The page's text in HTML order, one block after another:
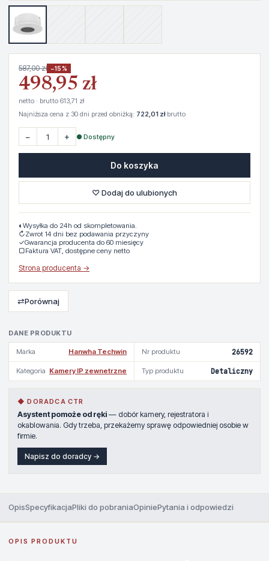
DANE PRODUKTU
Marka Hanwha Techwin Nr produktu 26592
Kategoria Kamery IP zewnetrzne Typ produktu Detaliczny
◆ DORADCA CTR
Asystent pomoże od ręki — dobór kamery, rejestratora i
okablowania. Gdy trzeba, przekażemy sprawę odpowiedniej osobie w
firmie.
Napisz do doradcy →
587,00 zł −15%
498,95 zł
netto · brutto 613,71 zł
Najniższa cena z 30 dni przed obniżką: 722,01 złbrutto
− + ● Dostępny
Do koszyka
♡ Dodaj do ulubionych
◐ Wysyłka do 24h od skompletowania.
↻Zwrot 14 dni bez podawania przyczyny
✓Gwarancja producenta do 60 miesięcy
▢Faktura VAT, dostępne ceny netto
Strona producenta →
⇄Porównaj
OpisSpecyfikacjaPliki do pobraniaOpiniePytania i odpowiedzi
OPIS PRODUKTU